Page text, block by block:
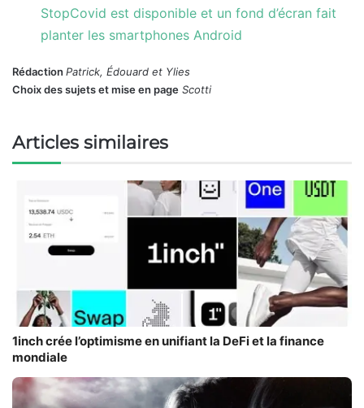
StopCovid est disponible et un fond d’écran fait
planter les smartphones Android
Rédaction Patrick, Édouard et Ylies
Choix des sujets et mise en page Scotti
Articles similaires
1inch crée l’optimisme en unifiant la DeFi et la finance
mondiale